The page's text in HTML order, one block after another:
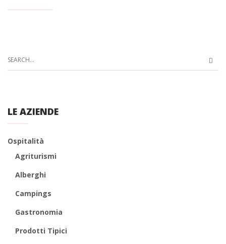
LE AZIENDE
Ospitalità
Agriturismi
Alberghi
Campings
Gastronomia
Prodotti Tipici